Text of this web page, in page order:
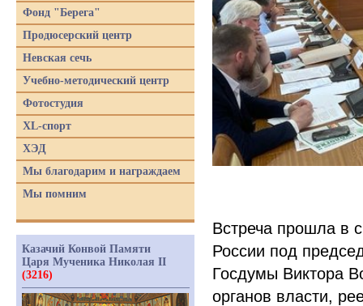
Встреча прошла в
России под
Госдумы Виктора
органов власти,
Фонд "Берега"
Продюсерский центр
Невская сечь
Учебно-методический центр
Фотостудия
XL-спорт
ХЭД
Мы благодарим и награждаем
Мы помним
Казачий Конвой Памяти
Царя Мученика Николая II
(3216)